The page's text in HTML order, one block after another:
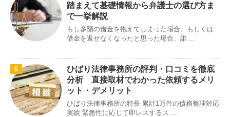
踏まえて基礎情報から弁護士の選び方ま
で一挙解説
もし多額の借金を抱えてしまった場合、もしくは
借金を返せなくなったと思った場合、誰 ...
6
ひばり法律事務所の評判・口コミを徹底
分析 直接取材でわかった依頼するメリ
ット・デメリット
ひばり法律事務所の特長 累計1万件の債務整理対応
実績 緊急性に応じて即レスするス ...